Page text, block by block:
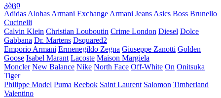
კაცი
Adidas Alohas Armani Exchange Armani Jeans Asics Boss Brunello
Cucinelli
Calvin Klein Christian Louboutin Crime London Diesel Dolce
Gabbana Dr. Martens Dsquared2
Emporio Armani Ermenegildo Zegna Giuseppe Zanotti Golden
Goose Isabel Marant Lacoste Maison Margiela
Moncler New Balance Nike North Face Off-White On Onitsuka
Tiger
Philippe Model Puma Reebok Saint Laurent Salomon Timberland
Valentino